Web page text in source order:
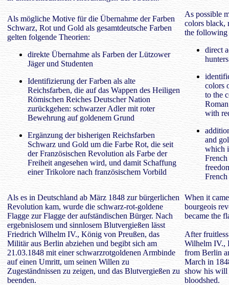
Als mögliche Motive für die Übernahme der Farben
Schwarz, Rot und Gold als gesamtdeutsche Farben
gelten folgende Theorien:
direkte Übernahme als Farben der Lützower
Jäger und Studenten
Identifizierung der Farben als alte
Reichsfarben, die auf das Wappen des Heiligen
Römischen Reiches Deutscher Nation
zurückgehen: schwarzer Adler mit roter
Bewehrung auf goldenem Grund
Ergänzung der bisherigen Reichsfarben
Schwarz und Gold um die Farbe Rot, die seit
der Französischen Revolution als Farbe der
Freiheit angesehen wird, und damit Schaffung
einer Trikolore nach französischem Vorbild
As possible
colors black,
the following
direct
colors
to the
with
and
which
Als es in Deutschland ab März 1848 zur bürgerlichen
Revolution kam, wurde die schwarz-rot-goldene
Flagge zur Flagge der aufständischen Bürger. Nach
ergebnislosem und sinnlosem Blutvergießen lässt
Friedrich Wilhelm IV., König von Preußen, das
Militär aus Berlin abziehen und begibt sich am
21.03.1848 mit einer schwarzrotgoldenen Armbinde
auf einen Umritt, um seinen Willen zu
Zugeständnissen zu zeigen, und das Blutvergießen zu
beenden.
When it
bourgeois
became the
After
Wilhelm IV.,
from Berlin
March in
show his will
bloodshed.